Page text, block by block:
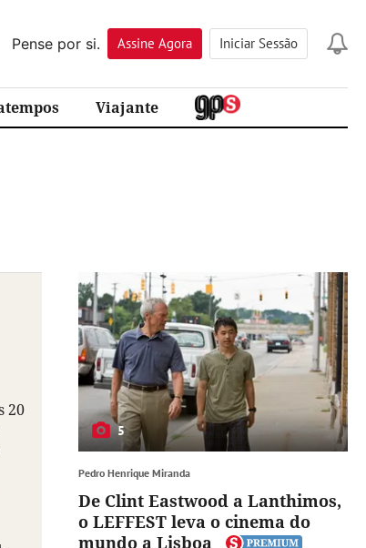
Pense por si.
Assine Agora Iniciar Sessão
Viajante
20
5
Pedro Henrique Miranda
De Clint Eastwood a Lanthimos,
o LEFFEST leva o cinema do
mundo a Lisboa